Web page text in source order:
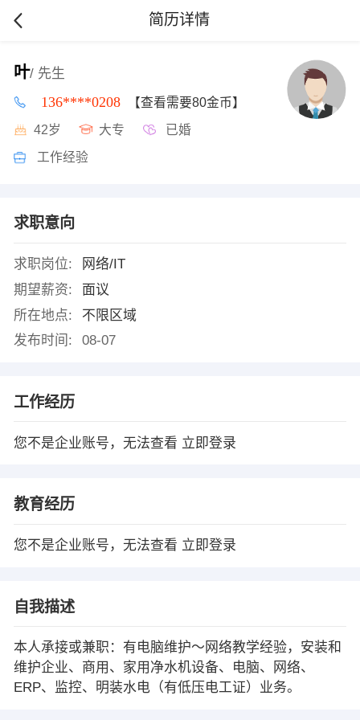
简历详情
叶/ 先生
136****0208 【查看需要80金币】
42岁 大专 已婚
工作经验
求职意向
求职岗位:
网络/IT
期望薪资:
面议
所在地点:
不限区域
发布时间:
08-07
工作经历
您不是企业账号，无法查看 立即登录
教育经历
您不是企业账号，无法查看 立即登录
自我描述
本人承接或兼职：有电脑维护～网络教学经验，安装和
维护企业、商用、家用净水机设备、电脑、网络、
ERP、监控、明装水电（有低压电工证）业务。